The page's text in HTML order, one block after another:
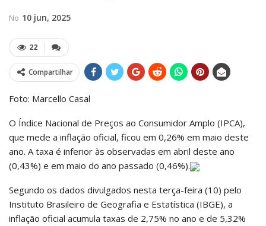
No 10 jun, 2025
22
Compartilhar
Foto: Marcello Casal
O Índice Nacional de Preços ao Consumidor Amplo (IPCA),
que mede a inflação oficial, ficou em 0,26% em maio deste
ano. A taxa é inferior às observadas em abril deste ano
(0,43%) e em maio do ano passado (0,46%).
Segundo os dados divulgados nesta terça-feira (10) pelo
Instituto Brasileiro de Geografia e Estatística (IBGE), a
inflação oficial acumula taxas de 2,75% no ano e de 5,32%